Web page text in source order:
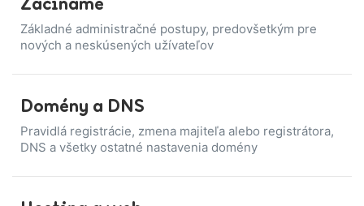
Základné administračné postupy, predovšetkým pre
nových a neskúsených užívateľov
Domény a DNS
Pravidlá registrácie, zmena majiteľa alebo registrátora,
DNS a všetky ostatné nastavenia domény